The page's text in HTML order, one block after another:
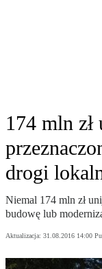
174 mln
drogi
Niemal 174 mln zł
budowę lub
Aktualizacja: 31.08.2016 14:00